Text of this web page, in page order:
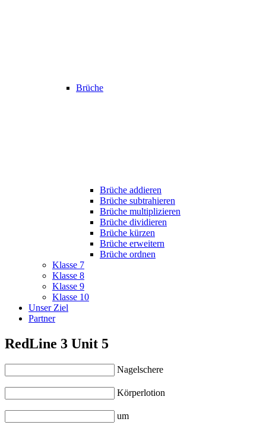
Brüche
Brüche addieren
Brüche subtrahieren
Brüche multiplizieren
Brüche dividieren
Brüche kürzen
Brüche erweitern
Brüche ordnen
Klasse 7
Klasse 8
Klasse 9
Klasse 10
Unser Ziel
Partner
RedLine 3 Unit 5
Nagelschere
Körperlotion
um